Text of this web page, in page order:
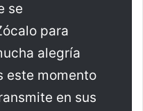
se
para
alegría
este momento
en sus